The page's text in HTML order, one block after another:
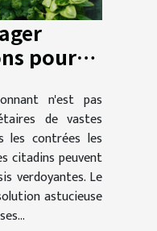
pour
n'est pas
de vastes
les contrées les
citadins peuvent
verdoyantes. Le
astucieuse